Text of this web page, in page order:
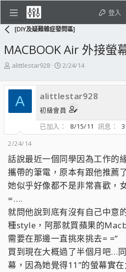
登入
[DIY及疑難雜症發問區]
MACBOOK Air 外接螢
主
發
人
alittlestar928
開
日
期
2/24/14
A alittlestar928
初級會員
已加入
8/15/11 訊息 3
2/24/14
話說最近一個同學因為工作的
攜帶的筆電，原本有跟他推薦
她似乎好像都不是非常喜歡，
=….
就問他說到底有沒有自己中意
種style，阿那就買蘋果的
需要在那邊一直挑來挑去= =”
買到現在大概過了半個月吧…
幕，因為她覺得11”的螢幕實